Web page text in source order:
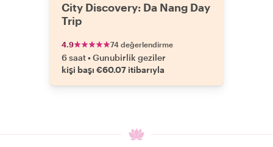
City Discovery: Da Nang Day
Trip
4.9 74 değerlendirme
6 saat•Gunubirlik geziler
kişi başı €60.07 itibarıyla